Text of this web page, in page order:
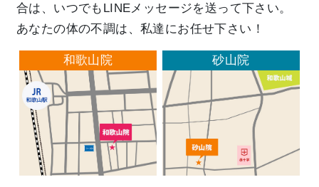
合は、いつでもLINEメッセージを送って下さい。
あなたの体の不調は、私達にお任せ下さい！
和歌山院 砂山院